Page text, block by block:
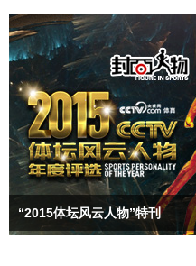
“2015体坛风云人物”特刊